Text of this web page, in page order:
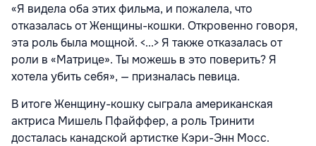
«Я видела оба этих фильма, и пожалела, что
отказалась от Женщины-кошки. Откровенно говоря,
эта роль была мощной. <...> Я также отказалась от
роли в «Матрице». Ты можешь в это поверить? Я
хотела убить себя», — призналась певица.
В итоге Женщину-кошку сыграла американская
актриса Мишель Пфайффер, а роль Тринити
досталась канадской артистке Кэри-Энн Мосс.